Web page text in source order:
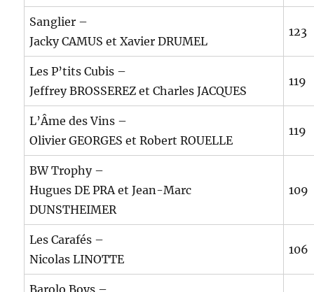
Sanglier –
Jacky CAMUS et Xavier DRUMEL
123
Les P’tits Cubis –
Jeffrey BROSSEREZ et Charles JACQUES
119
L’Âme des Vins –
Olivier GEORGES et Robert ROUELLE
119
BW Trophy –
Hugues DE PRA et Jean-Marc
DUNSTHEIMER
109
Les Carafés –
Nicolas LINOTTE
106